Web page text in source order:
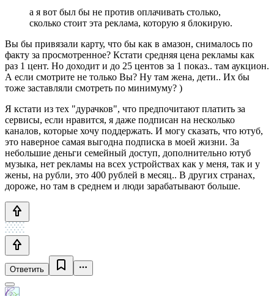
а я вот был бы не против оплачивать столько,
сколько стоит эта реклама, которую я блокирую.
Вы бы привязали карту, что бы как в амазон, снималось по
факту за просмотренное? Кстати средняя цена рекламы как
раз 1 цент. Но доходит и до 25 центов за 1 показ.. там аукцион.
А если смотрите не только Вы? Ну там жена, дети.. Их бы
тоже заставляли смотреть по минимуму? )
Я кстати из тех "дурачков", что предпочитают платить за
сервисы, если нравится, я даже подписан на несколько
каналов, которые хочу поддержать. И могу сказать, что ютуб,
это наверное самая выгодна подписка в моей жизни. За
небольшие деньги семейный доступ, дополнительно ютуб
музыка, нет рекламы на всех устройствах как у меня, так и у
жены, на рубли, это 400 рублей в месяц.. В других странах,
дороже, но там в среднем и люди зарабатывают больше.
Ответить